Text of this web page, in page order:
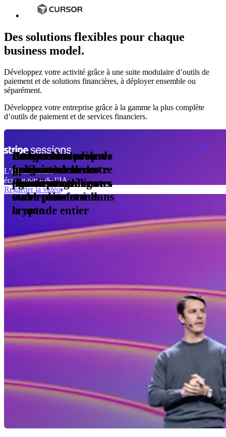
Des solutions flexibles pour chaque
business model.
Développez votre activité grâce à une suite modulaire d’outils de
paiement et de solutions financières, à déployer ensemble ou
séparément.
Développez votre entreprise grâce à la gamme la plus complète
d’outils de paiement et de services financiers.
Acceptez et
optimisez les
paiements en ligne
ou en personne dans
le monde entier
Utilisez le modèle de
facturation de votre
choix
Pro
au
des
Boostez vos revenus
grâce au commerce
agentique
Créez votre propre
programme
d’émission de cartes
Faites circuler vos
fonds au-delà des
frontières grâce aux
stablecoins et à la
crypto
Intégrez les
paiements
directement dans
votre plateforme
L’infrastructure
économique de l’IA
Regarder la vidéo